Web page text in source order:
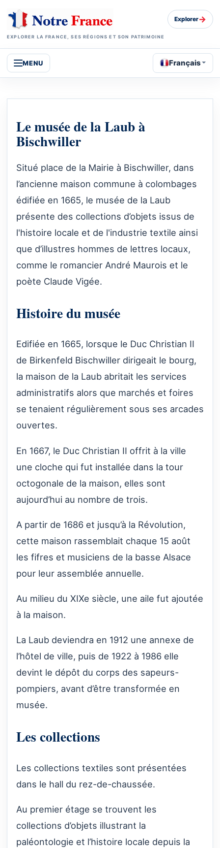
EXPLORER LA FRANCE, SES RÉGIONS ET SON PATRIMOINE
Explorer→
MENU Français
Le musée de la Laub à
Bischwiller
Situé place de la Mairie à Bischwiller, dans
l’ancienne maison commune à colombages
édifiée en 1665, le musée de la Laub
présente des collections d’objets issus de
l'histoire locale et de l'industrie textile ainsi
que d’illustres hommes de lettres locaux,
comme le romancier André Maurois et le
poète Claude Vigée.
Histoire du musée
Edifiée en 1665, lorsque le Duc Christian II
de Birkenfeld Bischwiller dirigeait le bourg,
la maison de la Laub abritait les services
administratifs alors que marchés et foires
se tenaient régulièrement sous ses arcades
ouvertes.
En 1667, le Duc Christian II offrit à la ville
une cloche qui fut installée dans la tour
octogonale de la maison, elles sont
aujourd’hui au nombre de trois.
A partir de 1686 et jusqu’à la Révolution,
cette maison rassemblait chaque 15 août
les fifres et musiciens de la basse Alsace
pour leur assemblée annuelle.
Au milieu du XIXe siècle, une aile fut ajoutée
à la maison.
La Laub deviendra en 1912 une annexe de
l’hôtel de ville, puis de 1922 à 1986 elle
devint le dépôt du corps des sapeurs-
pompiers, avant d’être transformée en
musée.
Les collections
Les collections textiles sont présentées
dans le hall du rez-de-chaussée.
Au premier étage se trouvent les
collections d’objets illustrant la
paléontologie et l’histoire locale depuis la